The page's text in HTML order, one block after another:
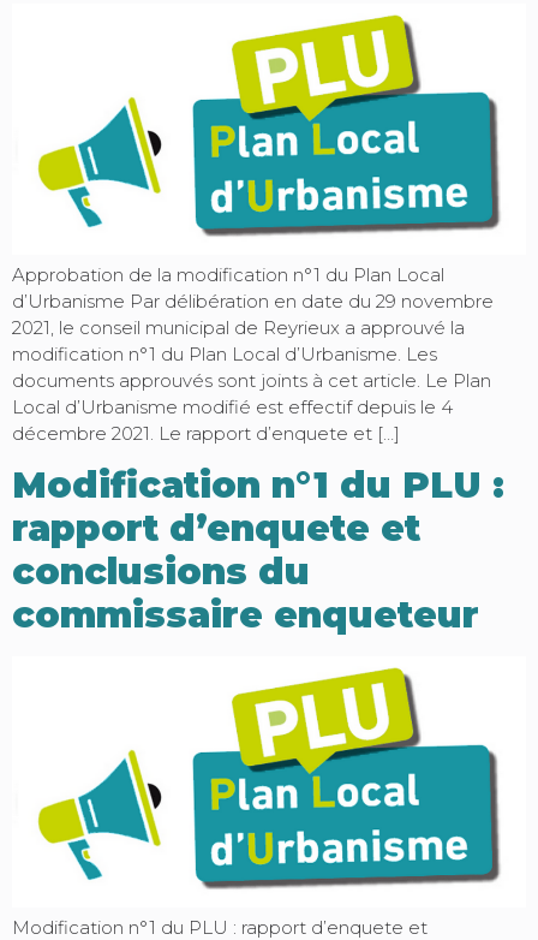
Approbation de la modification n°1 du Plan Local
d’Urbanisme Par délibération en date du 29 novembre
2021, le conseil municipal de Reyrieux a approuvé la
modification n°1 du Plan Local d’Urbanisme. Les
documents approuvés sont joints à cet article. Le Plan
Local d’Urbanisme modifié est effectif depuis le 4
décembre 2021. Le rapport d’enquete et […]
Modification n°1 du PLU :
rapport d’enquete et
conclusions du
commissaire enqueteur
Modification n°1 du PLU : rapport d’enquete et